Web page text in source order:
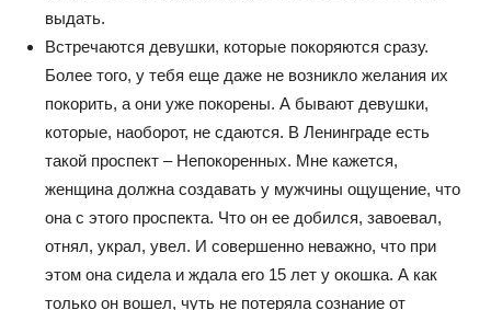
выдать.
Встречаются девушки, которые покоряются сразу.
Более того, у тебя еще даже не возникло желания их
покорить, а они уже покорены. А бывают девушки,
которые, наоборот, не сдаются. В Ленинграде есть
такой проспект – Непокоренных. Мне кажется,
женщина должна создавать у мужчины ощущение, что
она с этого проспекта. Что он ее добился, завоевал,
отнял, украл, увел. И совершенно неважно, что при
этом она сидела и ждала его 15 лет у окошка. А как
только он вошел, чуть не потеряла сознание от